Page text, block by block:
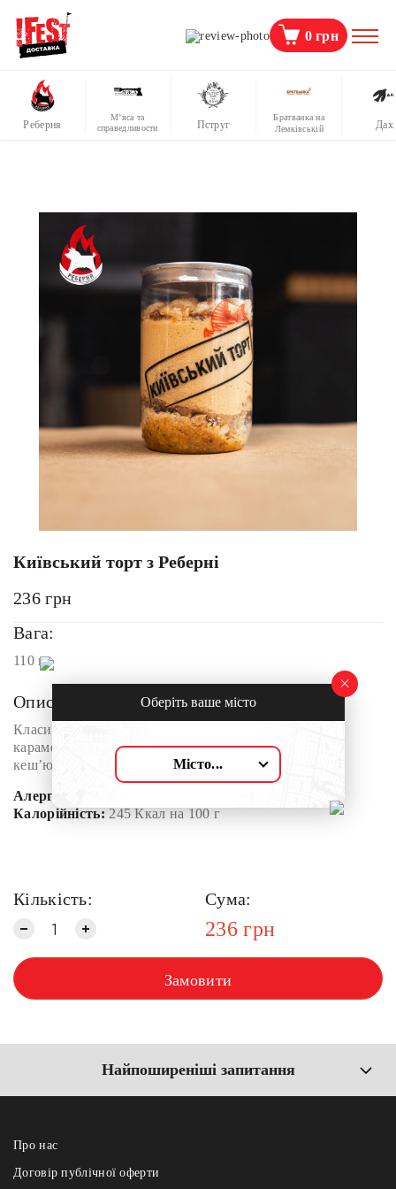
0грн
Реберня
М’яса та
справедливости
Пструг
Братванка на
Лемківській
Дах
Київський торт з Реберні
236 грн
Вага:
110 г
Опис:
Класичний десерт із хрусткою горіховою меренгою,
карамельним кремом та сумішшю горіхів (грецький,
кеш’ю, фундук).
Алергени:
Калорійність: 245 Ккал на 100 г
Кількість: Сума:
236 грн
Замовити
Найпоширеніші запитання
Про нас
Договір публічної оферти
Оберіть ваше місто
Місто...